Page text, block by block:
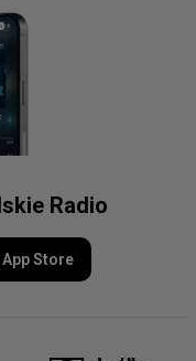
Radio
App Store